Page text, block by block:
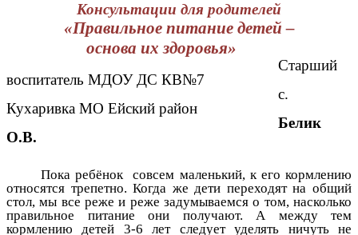
Консультации для родителей
«Правильное питание детей –
основа их здоровья»
Старший
воспитатель МДОУ ДС КВ№7
с.
Кухаривка МО Ейский район
Белик
О.В.
Пока ребёнок совсем маленький, к его кормлению
относятся трепетно. Когда же дети переходят на общий
стол, мы все реже и реже задумываемся о том, насколько
правильное питание они получают. А между тем
кормлению детей 3-6 лет следует уделять ничуть не